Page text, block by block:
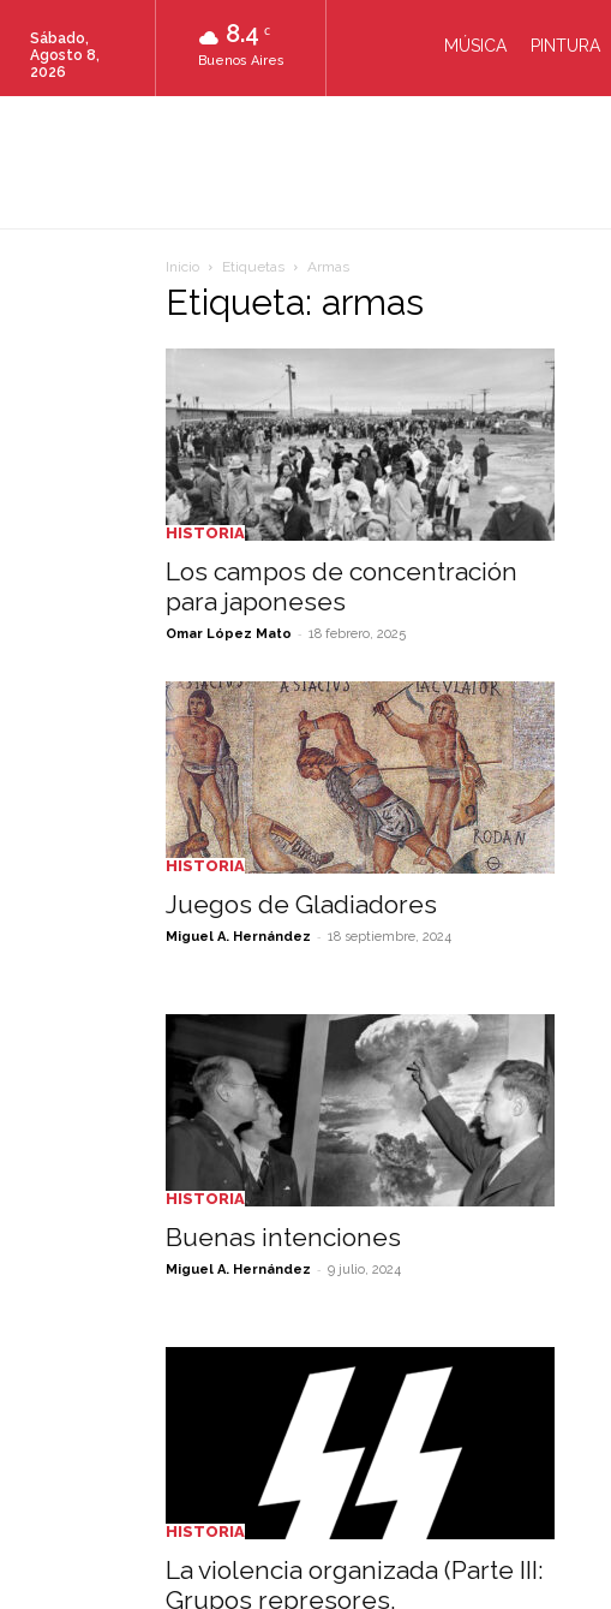
8.4 C
Buenos Aires
Sábado,
Agosto 8,
2026
MÚSICA PINTURA
Inicio Etiquetas Armas
Etiqueta: armas
HISTORIA
Los campos de concentración
para japoneses
Omar López Mato - 18 febrero, 2025
HISTORIA
Juegos de Gladiadores
Miguel A. Hernández - 18 septiembre, 2024
HISTORIA
Buenas intenciones
Miguel A. Hernández - 9 julio, 2024
HISTORIA
La violencia organizada (Parte III:
Grupos represores,